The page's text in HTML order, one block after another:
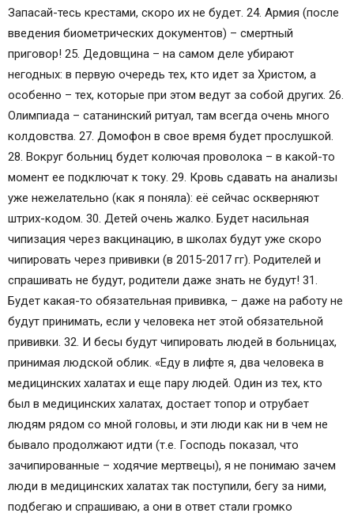
Запасай-тесь крестами, скоро их не будет. 24. Армия (после
введения биометрических документов) – смертный
приговор! 25. Дедовщина – на самом деле убирают
негодных: в первую очередь тех, кто идет за Христом, а
особенно – тех, которые при этом ведут за собой других. 26.
Олимпиада – сатанинский ритуал, там всегда очень много
колдовства. 27. Домофон в свое время будет прослушкой.
28. Вокруг больниц будет колючая проволока – в какой-то
момент ее подключат к току. 29. Кровь сдавать на анализы
уже нежелательно (как я поняла): её сейчас оскверняют
штрих-кодом. 30. Детей очень жалко. Будет насильная
чипизация через вакцинацию, в школах будут уже скоро
чипировать через прививки (в 2015-2017 гг). Родителей и
спрашивать не будут, родители даже знать не будут! 31.
Будет какая-то обязательная прививка, – даже на работу не
будут принимать, если у человека нет этой обязательной
прививки. 32. И бесы будут чипировать людей в больницах,
принимая людской облик. «Еду в лифте я, два человека в
медицинских халатах и еще пару людей. Один из тех, кто
был в медицинских халатах, достает топор и отрубает
людям рядом со мной головы, и эти люди как ни в чем не
бывало продолжают идти (т.е. Господь показал, что
зачипированные – ходячие мертвецы), я не понимаю зачем
люди в медицинских халатах так поступили, бегу за ними,
подбегаю и спрашиваю, а они в ответ стали громко